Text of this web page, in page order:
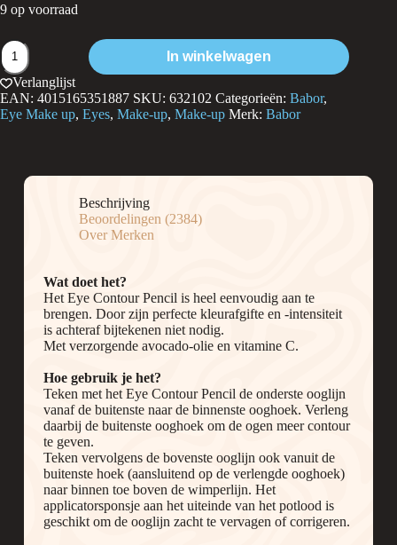
9 op voorraad
Babor
Eye
Contour
Pencil
02
Taupe
In winkelwagen
Verlanglijst
EAN: 4015165351887 SKU: 632102 Categorieën: Babor,
Eye Make up, Eyes, Make-up, Make-up Merk: Babor
Beschrijving
Beoordelingen (2384)
Over Merken
Wat doet het?
Het Eye Contour Pencil is heel eenvoudig aan te
brengen. Door zijn perfecte kleurafgifte en -intensiteit
is achteraf bijtekenen niet nodig.
Met verzorgende avocado-olie en vitamine C.
Hoe gebruik je het?
Teken met het Eye Contour Pencil de onderste ooglijn
vanaf de buitenste naar de binnenste ooghoek. Verleng
daarbij de buitenste ooghoek om de ogen meer contour
te geven.
Teken vervolgens de bovenste ooglijn ook vanuit de
buitenste hoek (aansluitend op de verlengde ooghoek)
naar binnen toe boven de wimperlijn. Het
applicatorsponsje aan het uiteinde van het potlood is
geschikt om de ooglijn zacht te vervagen of corrigeren.